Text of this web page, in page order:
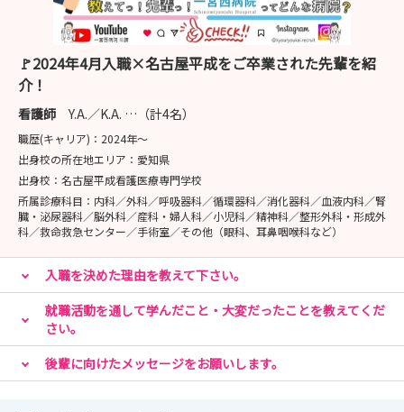
🚩2024年4月入職×名古屋平成をご卒業された先輩を紹
介！
看護師 Y.A.／K.A. …（計4名）
職歴(キャリア)： 2024年〜
出身校の所在地エリア： 愛知県
出身校： 名古屋平成看護医療専門学校
所属診療科目： 内科／外科／呼吸器科／循環器科／消化器科／血液内科／腎
臓・泌尿器科／脳外科／産科・婦人科／小児科／精神科／整形外科・形成外
科／救命救急センター／手術室／その他（眼科、耳鼻咽喉科など）
入職を決めた理由を教えて下さい。
就職活動を通して学んだこと・大変だったことを教えてくだ
さい。
後輩に向けたメッセージをお願いします。